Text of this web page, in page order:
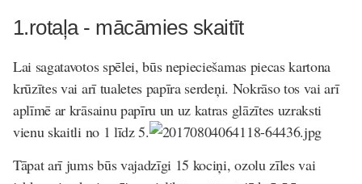
1.rotaļa - mācāmies skaitīt
Lai sagatavotos spēlei, būs nepieciešamas piecas kartona
krūzītes vai arī tualetes papīra serdeņi. Nokrāso tos vai arī
aplīmē ar krāsainu papīru un uz katras glāzītes uzraksti
vienu skaitli no 1 līdz 5.
Tāpat arī jums būs vajadzīgi 15 kociņi, ozolu zīles vai